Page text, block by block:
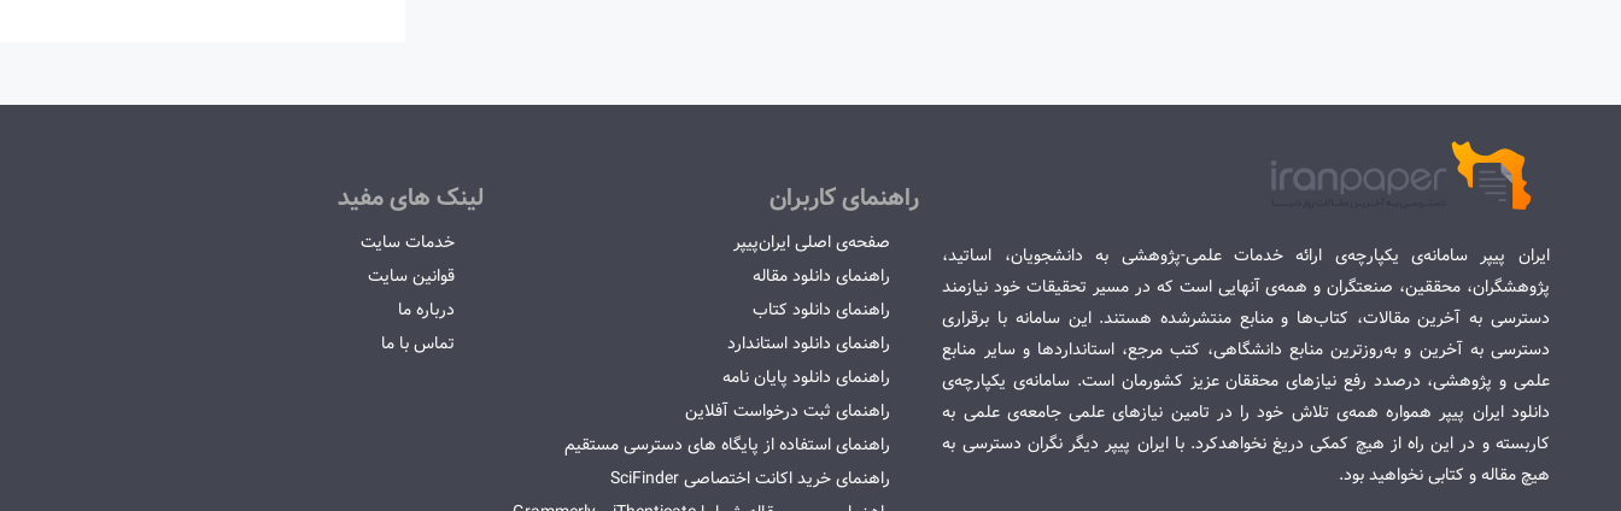
ایران پیپر سامانه‌ی یکپارچه‌ی ارائه خدمات علمی-پژوهشی به دانشجویان، اساتید،
پژوهشگران، محققین، صنعتگران و همه‌ی آنهایی است که در مسیر تحقیقات خود نیازمند
دسترسی به آخرین مقالات، کتاب‌ها و منابع منتشرشده هستند. این سامانه با برقراری
دسترسی به آخرین و به‌روزترین منابع دانشگاهی، کتب مرجع، استانداردها و سایر منابع
علمی و پژوهشی، درصدد رفع نیازهای محققان عزیز کشورمان است. سامانه‌ی یکپارچه‌ی
دانلود ایران پیپر همواره همه‌ی تلاش خود را در تامین نیازهای علمی جامعه‌ی علمی به
کاربسته و در این راه از هیچ کمکی دریغ نخواهدکرد. با ایران پیپر دیگر نگران دسترسی به
هیچ مقاله و کتابی نخواهید بود.
راهنمای کاربران
صفحه‌ی اصلی ایران‌پیپر
راهنمای دانلود مقاله
راهنمای دانلود کتاب
راهنمای دانلود استاندارد
راهنمای دانلود پایان نامه
راهنمای ثبت درخواست آفلاین
راهنمای استفاده از پایگاه های دسترسی مستقیم
راهنمای خرید اکانت اختصاصی SciFinder
لینک های مفید
خدمات سایت
قوانین سایت
درباره ما
تماس با ما